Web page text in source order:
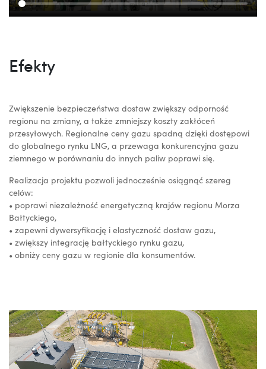
Efekty
Zwiększenie bezpieczeństwa dostaw zwiększy odporność
regionu na zmiany, a także zmniejszy koszty zakłóceń
przesyłowych. Regionalne ceny gazu spadną dzięki dostępowi
do globalnego rynku LNG, a przewaga konkurencyjna gazu
ziemnego w porównaniu do innych paliw poprawi się.
Realizacja projektu pozwoli jednocześnie osiągnąć szereg
celów:
• poprawi niezależność energetyczną krajów regionu Morza
Bałtyckiego,
• zapewni dywersyfikację i elastyczność dostaw gazu,
• zwiększy integrację bałtyckiego rynku gazu,
• obniży ceny gazu w regionie dla konsumentów.